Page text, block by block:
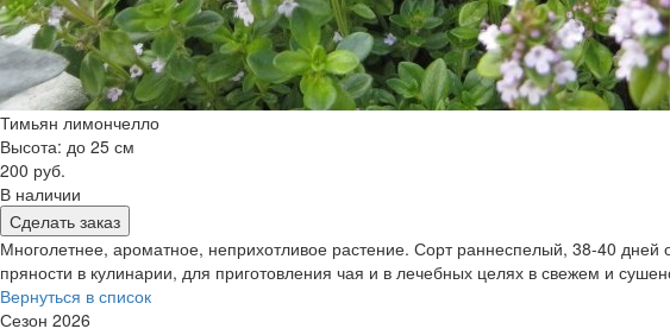
Тимьян лимончелло
Высота: до 25 см
200 руб.
В наличии
Сделать заказ
Многолетнее, ароматное, неприхотливое растение. Сорт раннеспелый, 38-40
пряности в кулинарии, для приготовления чая и в лечебных целях в свежем и
Вернуться в список
Сезон 2026